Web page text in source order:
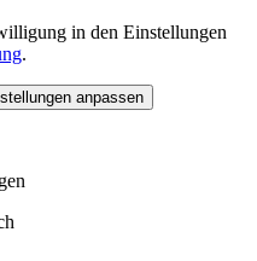
in den Einstellungen
.
anpassen